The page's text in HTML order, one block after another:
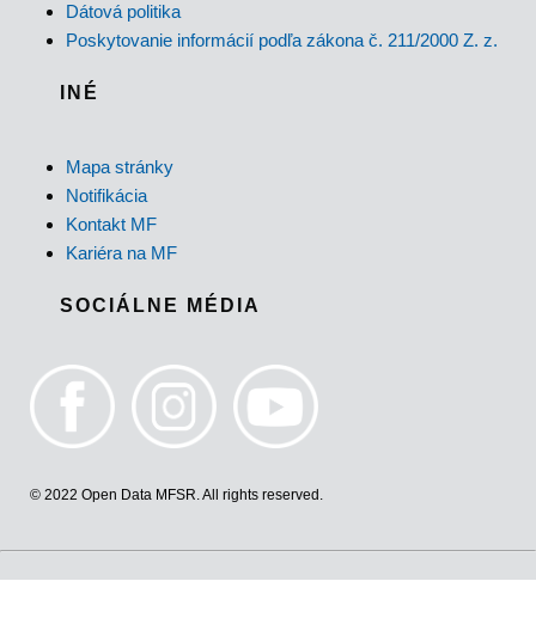
Dátová politika
Poskytovanie informácií podľa zákona č. 211/2000 Z. z.
INÉ
Mapa stránky
Notifikácia
Kontakt MF
Kariéra na MF
SOCIÁLNE MÉDIA
© 2022 Open Data MFSR. All rights reserved.